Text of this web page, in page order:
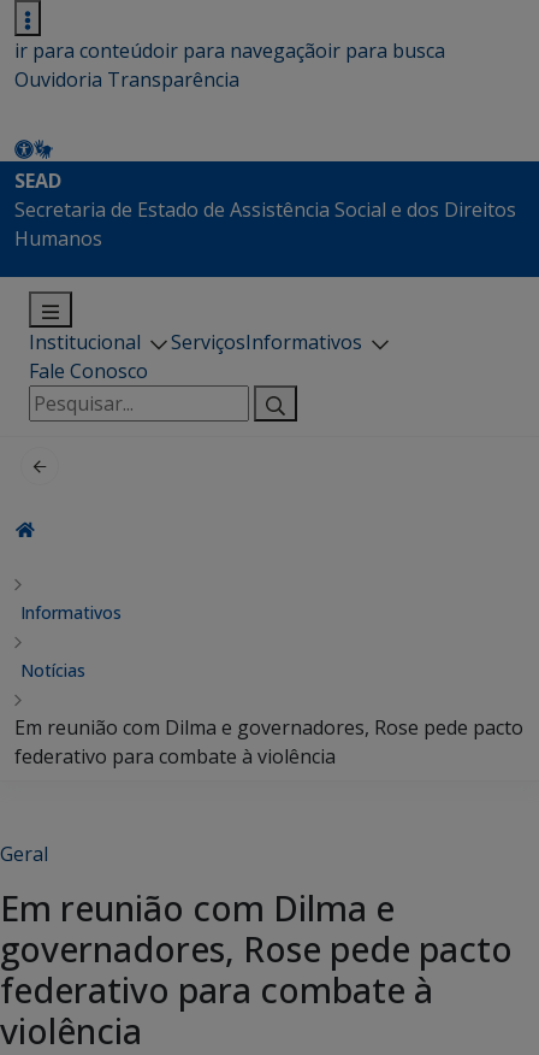
ir para conteúdoir para navegaçãoir para busca
Ouvidoria Transparência
SEAD
Secretaria de Estado de Assistência Social e dos Direitos
Humanos
Institucional ServiçosInformativos
Fale Conosco
Pesquisar
por:
Informativos
Notícias
Em reunião com Dilma e governadores, Rose pede pacto
federativo para combate à violência
Geral
Em reunião com Dilma e
governadores, Rose pede pacto
federativo para combate à
violência